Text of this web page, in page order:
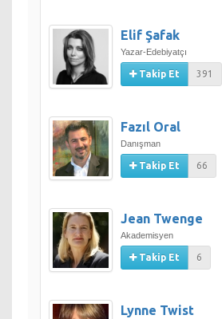
Elif Şafak
Yazar-Edebiyatçı
Takip Et 391
Fazıl Oral
Danışman
Takip Et 66
Jean Twenge
Akademisyen
Takip Et 6
Lynne Twist